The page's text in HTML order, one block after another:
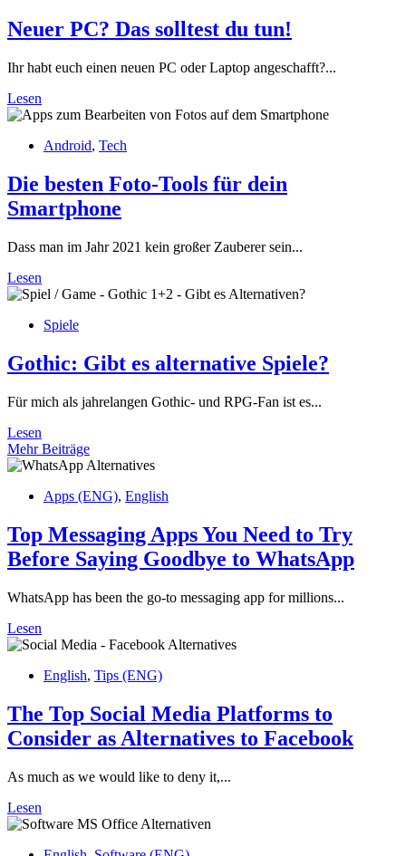
Neuer PC? Das solltest du tun!
Ihr habt euch einen neuen PC oder Laptop angeschafft?...
Lesen
Android, Tech
Die besten Foto-Tools für dein
Smartphone
Dass man im Jahr 2021 kein großer Zauberer sein...
Lesen
Spiele
Gothic: Gibt es alternative Spiele?
Für mich als jahrelangen Gothic- und RPG-Fan ist es...
Lesen
Mehr Beiträge
Apps (ENG), English
Top Messaging Apps You Need to Try
Before Saying Goodbye to WhatsApp
WhatsApp has been the go-to messaging app for millions...
Lesen
English, Tips (ENG)
The Top Social Media Platforms to
Consider as Alternatives to Facebook
As much as we would like to deny it,...
Lesen